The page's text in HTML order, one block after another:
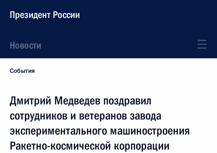
Президент России
Новости
События
Дмитрий Медведев поздравил
сотрудников и ветеранов завода
экспериментального машиностроения
Ракетно-космической корпорации